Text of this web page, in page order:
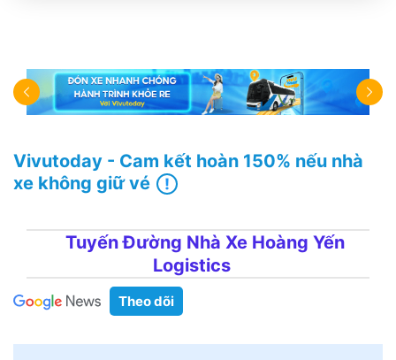
Vivutoday - Cam kết hoàn 150% nếu nhà
xe không giữ vé
Tuyến Đường Nhà Xe Hoàng Yến
Logistics
Theo dõi